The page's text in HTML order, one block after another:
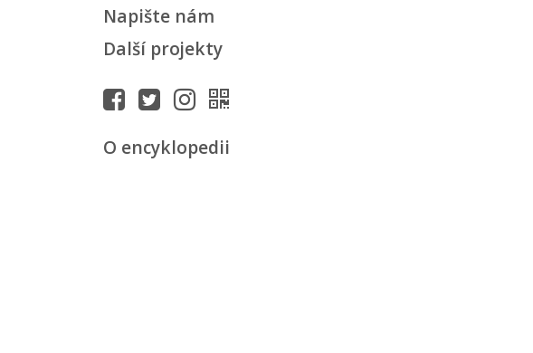
Napište nám
Další projekty
O encyklopedii